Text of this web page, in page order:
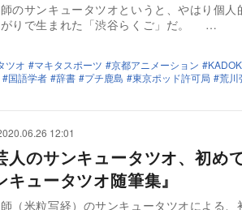
のサンキュータツオというと、やはり個
がりで生まれた「渋谷らくご」だ。 …
ツオ
マキタスポーツ 京都アニメーション
国語学者 辞書 プチ鹿島 東京ポッド許可局 荒川
12:01
人のサンキュータツオ、初め
ュータツオ随筆集』
（米粒写経）のサンキュータツオによる